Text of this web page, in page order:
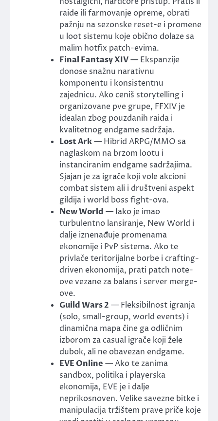
raide ili farmovanje opreme, obrati
pažnju na sezonske reset-e i promene
u loot sistemu koje obično dolaze sa
malim hotfix patch-evima.
Final Fantasy XIV— Ekspanzije
donose snažnu narativnu
komponentu i konsistentnu
zajednicu. Ako ceniš storytelling i
organizovane pve grupe, FFXIV je
idealan zbog pouzdanih raida i
kvalitetnog endgame sadržaja.
Lost Ark— Hibrid ARPG/MMO sa
naglaskom na brzom lootu i
instanciranim endgame sadržajima.
Sjajan je za igrače koji vole akcioni
combat sistem ali i društveni aspekt
gildija i world boss fight-ova.
New World — Iako je imao
turbulentno lansiranje, New World i
dalje iznenađuje promenama
ekonomije i PvP sistema. Ako te
privlače teritorijalne borbe i crafting-
driven ekonomija, prati patch note-
ove vezane za balans i server merge-
ove.
Guild Wars 2 — Fleksibilnost igranja
(solo, small-group, world events) i
dinamična mapa čine ga odličnim
izborom za casual igrače koji žele
dubok, ali ne obavezan endgame.
EVE Online — Ako te zanima
sandbox, politika i playerska
ekonomija, EVE je i dalje
neprikosnoven. Velike savezne bitke i
manipulacija tržištem prave priče koje